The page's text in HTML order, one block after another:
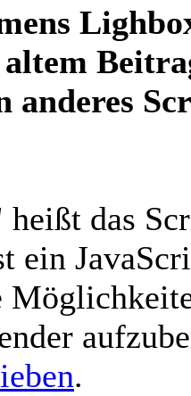
anderes
das
ein
.